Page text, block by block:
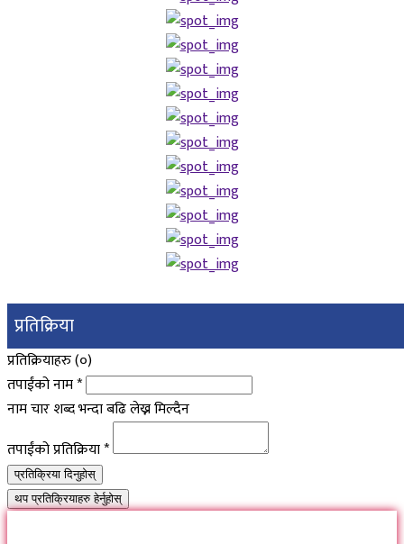
प्रतिक्रिया
प्रतिक्रियाहरु (०)
तपाईंको नाम*
नाम चार शब्द भन्दा बढि लेख्न मिल्दैन
तपाईंको प्रतिक्रिया*
प्रतिक्रिया दिनुहोस्
थप प्रतिक्रियाहरु हेर्नुहोस्